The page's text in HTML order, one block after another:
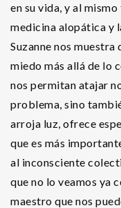
en su vida, y al
medicina alopática y
Suzanne nos
miedo más allá de lo
nos permitan atajar
problema, sino
arroja luz, ofrece
que es más
al inconsciente
que no lo veamos ya
maestro que nos